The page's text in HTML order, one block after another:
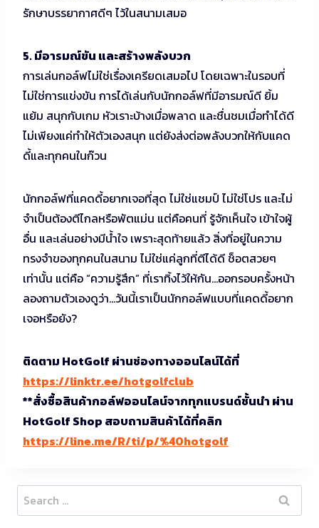
รักษาบรรยากาศดีๆ ไว้ในสนามเสมอ
5. มีอารมณ์ขัน และสร้างพลังบวก
การเล่นกอล์ฟไม่ใช่เรื่องเครียดเสมอไป โดยเฉพาะในรอบที่
ไม่ใช่การแข่งขัน การได้เล่นกับนักกอล์ฟที่มีอารมณ์ดี ยิ้ม
แย้ม สนุกกับเกม หัวเราะบ้างเมื่อพลาด และชื่นชมเมื่อทำได้ดี
ไม่เพียงแค่ทำให้ตัวเองสนุก แต่ยังส่งต่อพลังบวกให้กับแคด
ดี้และทุกคนในก๊วน
นักกอล์ฟที่แคดดี้อยากเจอที่สุด ไม่ใช่แชมป์ ไม่ใช่โปร และไม่
จำเป็นต้องตีไกลหรือพัตแม่น แต่คือคนที่ รู้จักเห็นใจ เข้าใจผู้
อื่น และเล่นอย่างมีน้ำใจ เพราะสุดท้ายแล้ว สิ่งที่อยู่ในความ
ทรงจำของทุกคนในสนาม ไม่ใช่แค่ลูกที่ตีได้ดี ช็อตสวยๆ
เท่านั้น แต่คือ “ความรู้สึก” ที่เราทิ้งไว้ให้กัน…ออกรอบครั้งหน้า
ลองถามตัวเองดูว่า…วันนี้เราเป็นนักกอล์ฟแบบที่แคดดี้อยาก
เจอหรือยัง?
ติดตาม HotGolf ผ่านช่องทางออนไลน์ได้ที่
https://linktr.ee/hotgolfclub
**สั่งซื้อสินค้ากอล์ฟออนไลน์จากทุกแบรนด์ชั้นนำ ผ่าน
HotGolf Shop สอบถามสินค้าได้ที่คลิก
https://line.me/R/ti/p/%40hotgolf
Search
for: